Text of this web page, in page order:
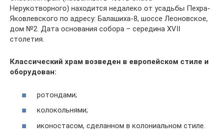
Нерукотворного) находится недалеко от усадьбы Пехра-
Яковлевского по адресу: Балашиха-8, шоссе Леоновское,
дом №2. Дата основания собора – середина XVII
столетия.
Классический храм возведен в европейском стиле и
оборудован:
ротондами;
колокольнями;
иконостасом, сделанном в колониальном стиле.